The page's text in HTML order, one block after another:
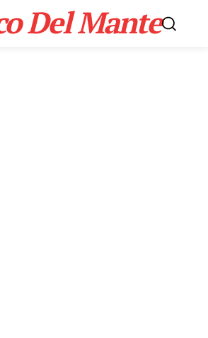
Del Mante